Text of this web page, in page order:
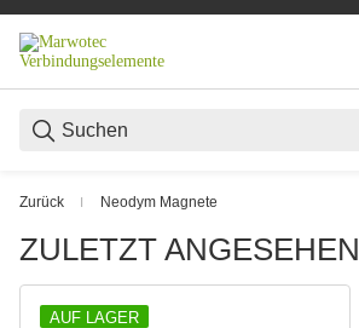
Zurück Neodym Magnete
ZULETZT ANGESEHEN
AUF LAGER